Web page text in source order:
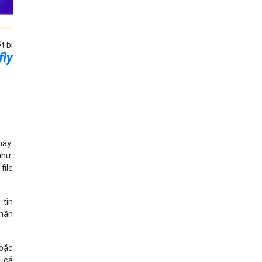
bị
file
tin
cả